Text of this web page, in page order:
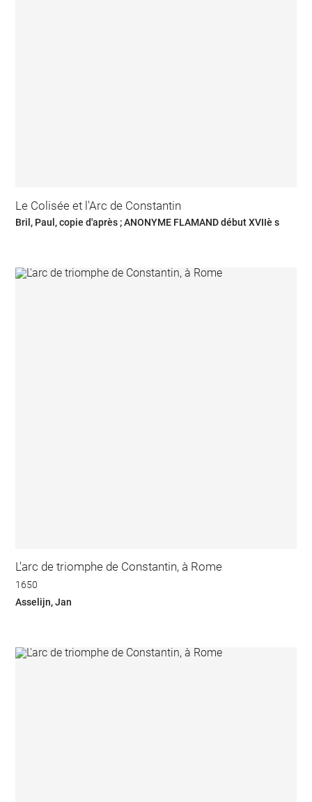
Le Colisée et l'Arc de Constantin
Bril, Paul, copie d'après ; ANONYME FLAMAND début XVIIè s
L'arc de triomphe de Constantin, à Rome
1650
Asselijn, Jan